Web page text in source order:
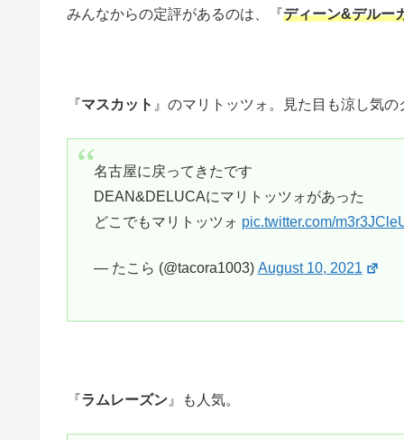
みんなからの定評があるのは、『ディーン&デルー
『マスカット 』のマリトッツォ。見た目も涼し気
名古屋に戻ってきたです
DEAN&DELUCAにマリトッツォがあった
どこでもマリトッツォ pic.twitter.com/
— たこら (@tacora1003) August 10, 2021
『ラムレーズン 』も人気。